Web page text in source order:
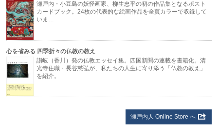
瀬戸内・小豆島の妖怪画家、柳生忠平の初の作品集となるポスト
カードブック。24枚の代表的な絵画作品を全頁カラーで収録して
いま…
心を省みる 四季折々の仏教の教え
讃岐（香川）発の仏教エッセイ集。四国新聞の連載を書籍化。清
光寺住職・長谷慈弘が、私たちの人生に寄り添う「仏教の教え」
を紹介。
瀬戸内人 Online Store へ